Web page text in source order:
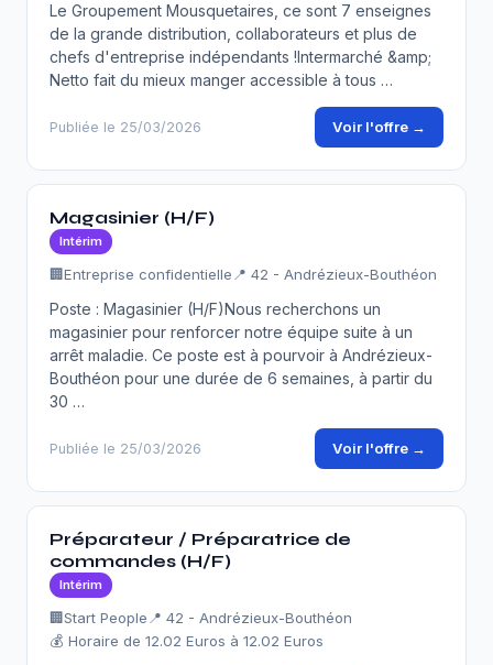
Le Groupement Mousquetaires, ce sont 7 enseignes
de la grande distribution, collaborateurs et plus de
chefs d'entreprise indépendants !Intermarché &amp;
Netto fait du mieux manger accessible à tous …
Publiée le 25/03/2026 Voir l'offre →
Magasinier (H/F)
Intérim
🏢Entreprise confidentielle 📍 42 - Andrézieux-Bouthéon
Poste : Magasinier (H/F)Nous recherchons un
magasinier pour renforcer notre équipe suite à un
arrêt maladie. Ce poste est à pourvoir à Andrézieux-
Bouthéon pour une durée de 6 semaines, à partir du
30 …
Publiée le 25/03/2026 Voir l'offre →
Préparateur / Préparatrice de
commandes (H/F)
Intérim
🏢Start People 📍 42 - Andrézieux-Bouthéon
💰 Horaire de 12.02 Euros à 12.02 Euros